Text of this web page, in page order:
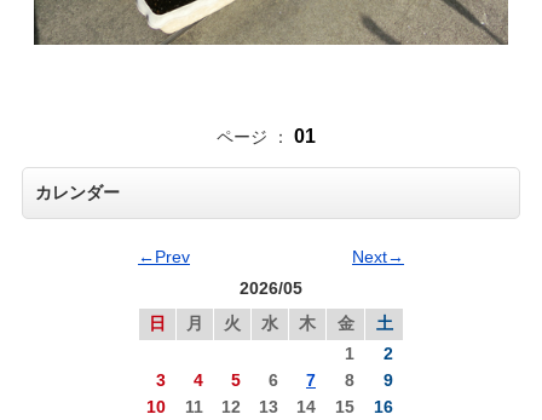
ページ ： 01
カレンダー
←Prev
Next→
2026/05
日
月 火 水 木 金
土
1
2
3
4 5 6 7 8
9
10
11 12 13 14 15 16